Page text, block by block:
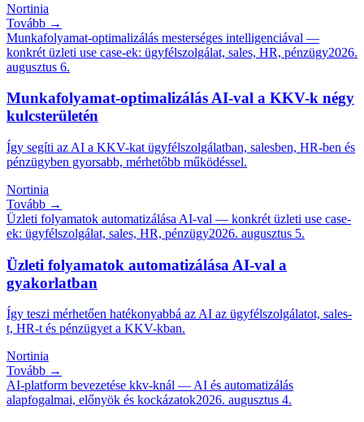
Nortinia
Tovább →
Munkafolyamat-optimalizálás mesterséges intelligenciával —
konkrét üzleti use case-ek: ügyfélszolgálat, sales, HR, pénzügy2026.
augusztus 6.
Munkafolyamat-optimalizálás AI-val a KKV-k négy
kulcsterületén
Így segíti az AI a KKV-kat ügyfélszolgálatban, salesben, HR-ben és
pénzügyben gyorsabb, mérhetőbb működéssel.
Nortinia
Tovább →
Üzleti folyamatok automatizálása AI-val — konkrét üzleti use case-
ek: ügyfélszolgálat, sales, HR, pénzügy2026. augusztus 5.
Üzleti folyamatok automatizálása AI-val a
gyakorlatban
Így teszi mérhetően hatékonyabbá az AI az ügyfélszolgálatot, sales-
t, HR-t és pénzügyet a KKV-kban.
Nortinia
Tovább →
AI-platform bevezetése kkv-knál — AI és automatizálás
alapfogalmai, előnyök és kockázatok2026. augusztus 4.